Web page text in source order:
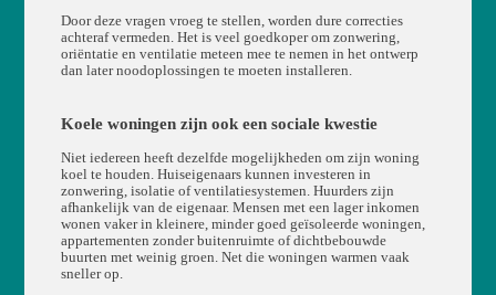
Door deze vragen vroeg te stellen, worden dure correcties
achteraf vermeden. Het is veel goedkoper om zonwering,
oriëntatie en ventilatie meteen mee te nemen in het ontwerp
dan later noodoplossingen te moeten installeren.
Koele woningen zijn ook een sociale kwestie
Niet iedereen heeft dezelfde mogelijkheden om zijn woning
koel te houden. Huiseigenaars kunnen investeren in
zonwering, isolatie of ventilatiesystemen. Huurders zijn
afhankelijk van de eigenaar. Mensen met een lager inkomen
wonen vaker in kleinere, minder goed geïsoleerde woningen,
appartementen zonder buitenruimte of dichtbebouwde
buurten met weinig groen. Net die woningen warmen vaak
sneller op.